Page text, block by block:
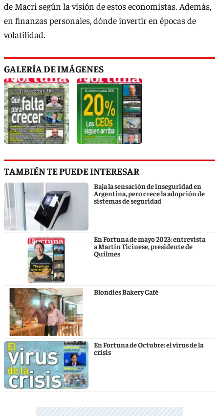
de Macri según la visión de estos economistas. Además,
en finanzas personales, dónde invertir en épocas de
volatilidad.
GALERÍA DE IMÁGENES
TAMBIÉN TE PUEDE INTERESAR
Baja la sensación de inseguridad en
Argentina, pero crece la adopción de
sistemas de seguridad
En Fortuna de mayo 2023: entrevista
a Martín Ticinese, presidente de
Quilmes
Blondies Bakery Café
En Fortuna de Octubre: el virus de la
crisis